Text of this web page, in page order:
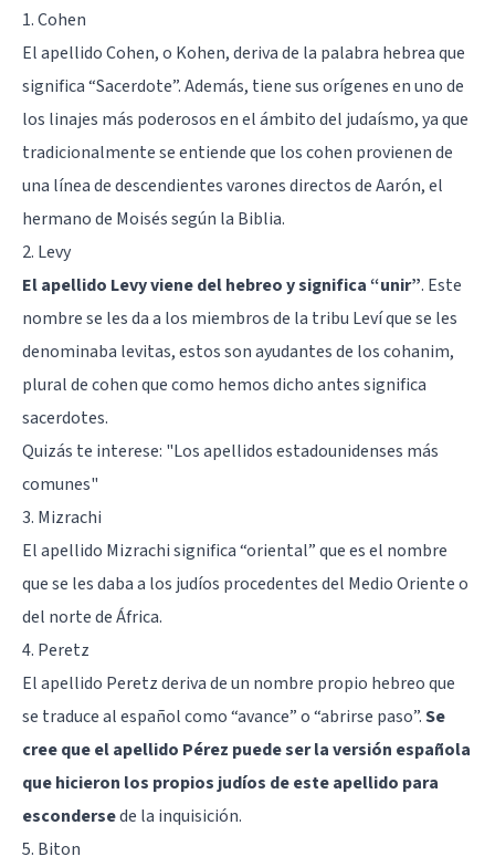
1. Cohen
El apellido Cohen, o Kohen, deriva de la palabra hebrea que
significa “Sacerdote”. Además, tiene sus orígenes en uno de
los linajes más poderosos en el ámbito del judaísmo, ya que
tradicionalmente se entiende que los cohen provienen de
una línea de descendientes varones directos de Aarón, el
hermano de Moisés según la Biblia.
2. Levy
El apellido Levy viene del hebreo y significa “unir”. Este
nombre se les da a los miembros de la tribu Leví que se les
denominaba levitas, estos son ayudantes de los cohanim,
plural de cohen que como hemos dicho antes significa
sacerdotes.
Quizás te interese: "Los apellidos estadounidenses más
comunes"
3. Mizrachi
El apellido Mizrachi significa “oriental” que es el nombre
que se les daba a los judíos procedentes del Medio Oriente o
del norte de África.
4. Peretz
El apellido Peretz deriva de un nombre propio hebreo que
se traduce al español como “avance” o “abrirse paso”.Se
cree que el apellido Pérez puede ser la versión española
que hicieron los propios judíos de este apellido para
escondersede la inquisición.
5. Biton